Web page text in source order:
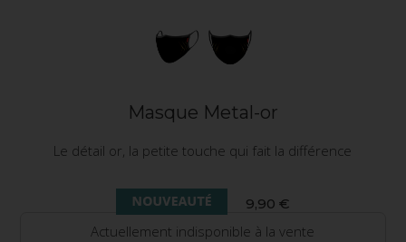
Masque Metal-or
Le détail or, la petite touche qui fait la différence
9,90 €
Actuellement indisponible à la vente